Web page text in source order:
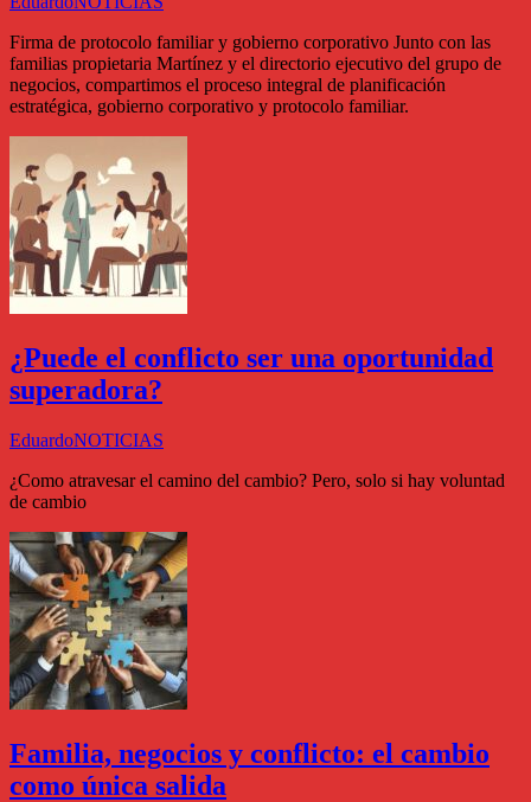
Firma de protocolo familiar y gobierno corporativo Junto con las
familias propietaria Martínez y el directorio ejecutivo del grupo de
negocios, compartimos el proceso integral de planificación
estratégica, gobierno corporativo y protocolo familiar.
¿Puede el conflicto ser una oportunidad
superadora?
EduardoNOTICIAS
¿Como atravesar el camino del cambio? Pero, solo si hay voluntad
de cambio
Familia, negocios y conflicto: el cambio
como única salida